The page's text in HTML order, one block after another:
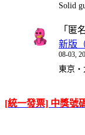
Solid
「 匿
新版
08-03,
東京
[統一發票] 中獎號